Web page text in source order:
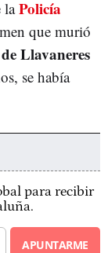
laPolicía
que murió
Llavaneres
se había
para recibir
APUNTARME